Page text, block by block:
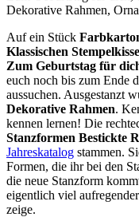
Auf ein Stück
Klassischen
Zum Geburtstag für
euch noch bis zum Ende
aussuchen. Ausgestanzt
Dekorative Rahmen.
kennen lernen! Die
Stanzformen Bestickte
Jahreskatalog stammen.
Formen, die ihr bei den
die neue Stanzform
eigentlich viel
zeige.